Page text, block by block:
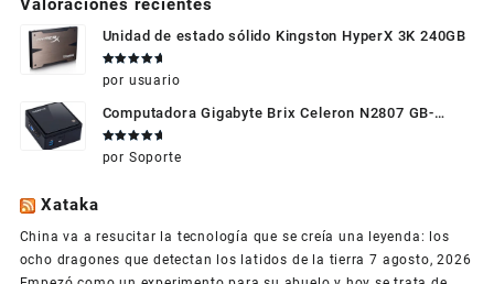
Valoraciones recientes
Unidad de estado sólido Kingston HyperX 3K 240GB
Valorado
en5 de 5
por usuario
Computadora Gigabyte Brix Celeron N2807 GB-
BXBT-2807 + WIFI + RAM de 4GB + HDD 500gb +
Windows 10
Valorado
en5 de 5
por Soporte
Xataka
China va a resucitar la tecnología que se creía una leyenda: los
ocho dragones que detectan los latidos de la tierra 7 agosto, 2026